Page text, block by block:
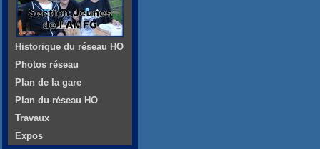
Historique du réseau HO
Photos réseau
Plan de la gare
Plan du réseau HO
Travaux
Expos